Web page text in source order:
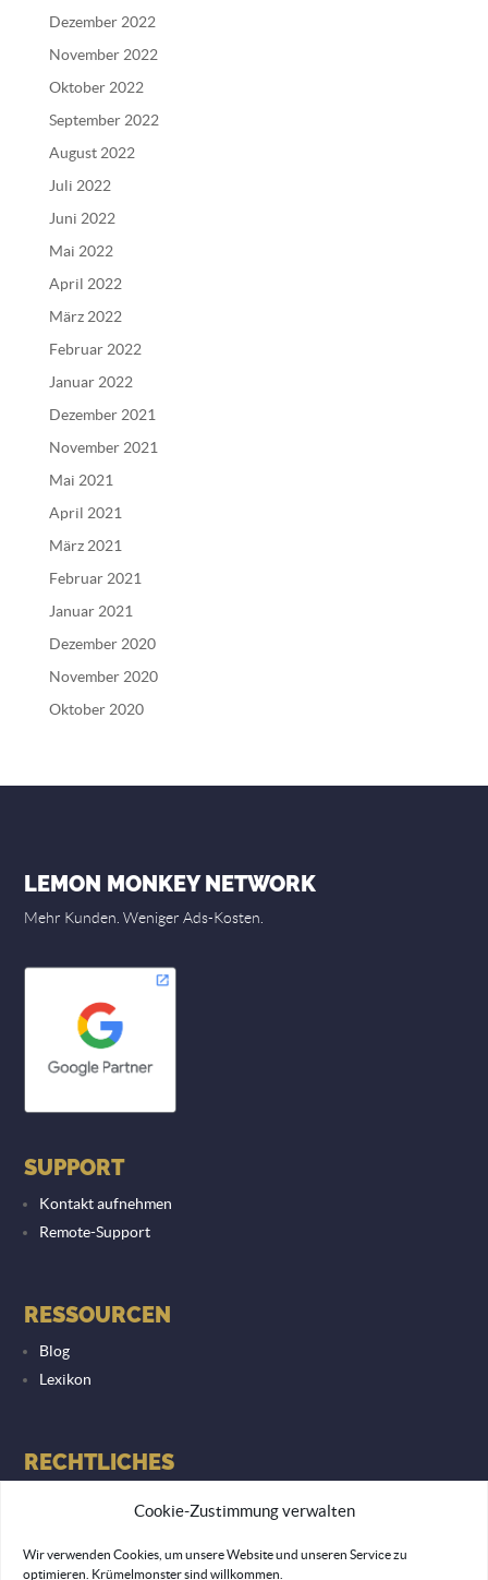
Cookie-Zustimmung verwalten
Wir verwenden Cookies, um unsere Website und unseren Service zu
optimieren. Krümelmonster sind willkommen.
Dezember 2022
November 2022
Oktober 2022
September 2022
August 2022
Juli 2022
Juni 2022
Mai 2022
April 2022
März 2022
Februar 2022
Januar 2022
Dezember 2021
November 2021
Mai 2021
April 2021
März 2021
Februar 2021
Januar 2021
Dezember 2020
November 2020
Oktober 2020
LEMON MONKEY NETWORK
Mehr Kunden. Weniger Ads-Kosten.
SUPPORT
Kontakt aufnehmen
Remote-Support
RESSOURCEN
Blog
Lexikon
RECHTLICHES